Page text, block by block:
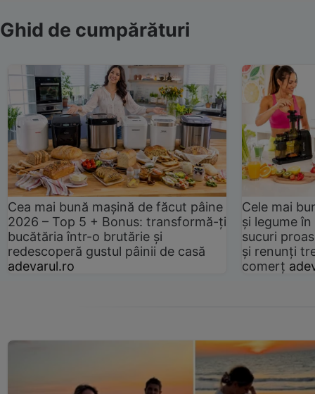
Ghid de cumpărături
Cea mai bună mașină de făcut pâine
2026 – Top 5 + Bonus: transformă-ți
bucătăria într-o brutărie și
redescoperă gustul pâinii de casă
adevarul.ro
Cele mai
și legume
sucuri
și renunți
comerț